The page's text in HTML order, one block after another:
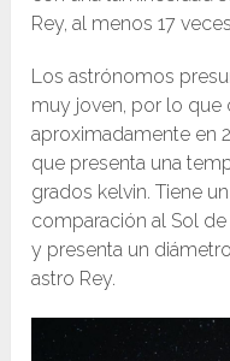
Rey, al menos 17
Los astrónomos
muy joven, por lo que
aproximadamente en
que presenta una
grados kelvin. Tiene
comparación al Sol
y presenta un
astro Rey.​